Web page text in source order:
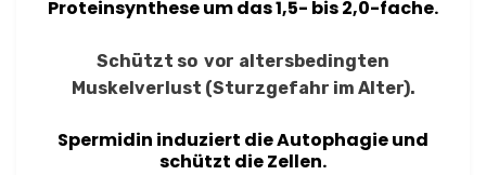
Proteinsynthese um das 1,5- bis 2,0-fache.
Schützt so vor altersbedingten
Muskelverlust (Sturzgefahr im Alter).
Spermidin induziert die Autophagie und
schützt die Zellen.